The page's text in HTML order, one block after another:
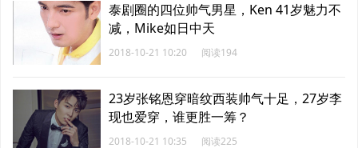
泰剧圈的四位帅气男星，Ken 41岁魅力不
减，Mike如日中天
2018-10-21 10:20 阅读194
23岁张铭恩穿暗纹西装帅气十足，27岁李
现也爱穿，谁更胜一筹？
2018-10-21 10:35 阅读225